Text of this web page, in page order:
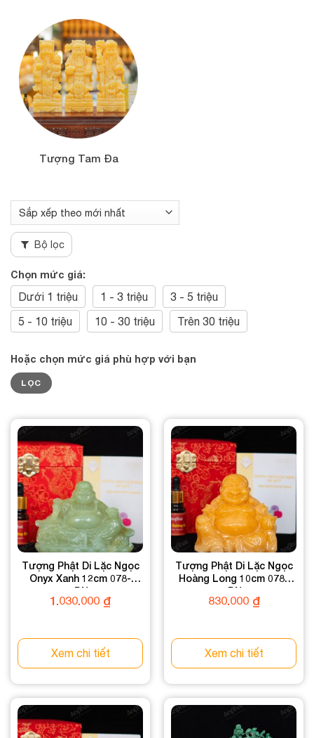
Tượng Tam Đa
Bộ lọc
Chọn mức giá:
Dưới 1 triệu 1 - 3 triệu
3 - 5 triệu
5 - 10 triệu
10 - 30 triệu Trên 30 triệu
Hoặc chọn mức giá phù hợp với bạn
Giá
tối
thiểu
Giá
tối
đa
LỌC
Tượng Phật Di Lặc Ngọc
Onyx Xanh 12cm 078-
054DN-12
1.030.000 ₫
Xem chi tiết
Tượng Phật Di Lặc Ngọc
Hoàng Long 10cm 078-
049DN-10
830.000₫
Xem chi tiết